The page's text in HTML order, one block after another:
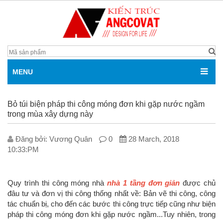
MENU
Bỏ túi biện pháp thi công móng đơn khi gặp nước ngầm
trong mùa xây dựng này
Đăng bởi: V­ương Quân 0
28 March, 2018
10:33:PM
Quy trình thi công móng nhà nhà 1 tầng đơn giản được chủ
đâu tư và đơn vị thi công thống nhất về: Bản vẽ thi công, công
tác chuẩn bị, cho đến các bước thi công trực tiếp cũng như biện
pháp thi công móng đơn khi gặp nước ngầm...Tuy nhiên, trong